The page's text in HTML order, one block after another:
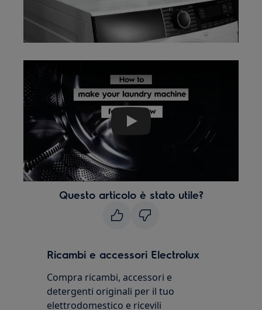
Play
Questo articolo è stato utile?
Ricambi e accessori Electrolux
Compra ricambi, accessori e
detergenti originali per il tuo
elettrodomestico e ricevili